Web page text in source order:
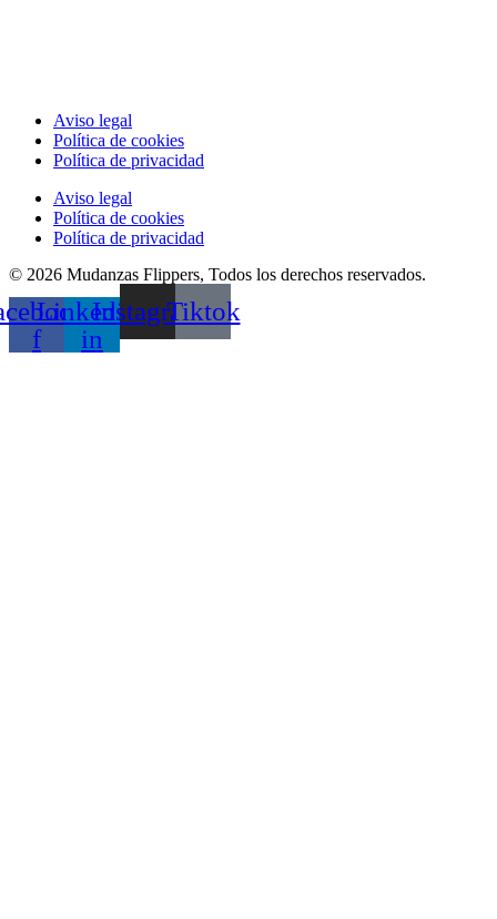
Aviso legal
Política de cookies
Política de privacidad
Aviso legal
Política de cookies
Política de privacidad
© 2026 Mudanzas Flippers, Todos los derechos reservados.
f
Linkedin-
in
InstagramTiktok